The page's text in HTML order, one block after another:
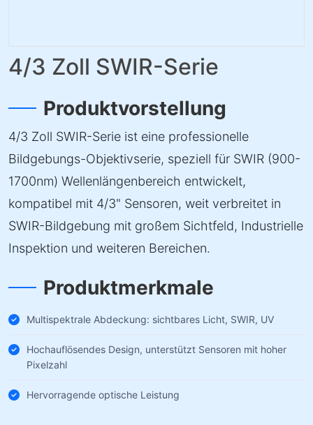
4/3 Zoll SWIR-Serie
Produktvorstellung
4/3 Zoll SWIR-Serie ist eine professionelle
Bildgebungs-Objektivserie, speziell für SWIR (900-
1700nm) Wellenlängenbereich entwickelt,
kompatibel mit 4/3" Sensoren, weit verbreitet in
SWIR-Bildgebung mit großem Sichtfeld, Industrielle
Inspektion und weiteren Bereichen.
Produktmerkmale
Multispektrale Abdeckung: sichtbares Licht, SWIR, UV
Hochauflösendes Design, unterstützt Sensoren mit hoher
Pixelzahl
Hervorragende optische Leistung